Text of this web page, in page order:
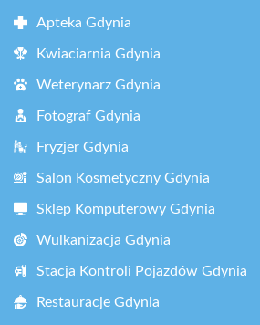
Apteka Gdynia
Kwiaciarnia Gdynia
Weterynarz Gdynia
Fotograf Gdynia
Fryzjer Gdynia
Salon Kosmetyczny Gdynia
Sklep Komputerowy Gdynia
Wulkanizacja Gdynia
Stacja Kontroli Pojazdów Gdynia
Restauracje Gdynia